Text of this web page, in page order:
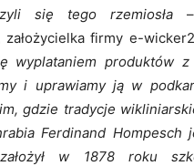
się tego rzemiosła
założycielka firmy e-
wyplataniem produktów
i uprawiamy ją w
gdzie tradycje
Ferdinand Hompesch
w 1878 roku